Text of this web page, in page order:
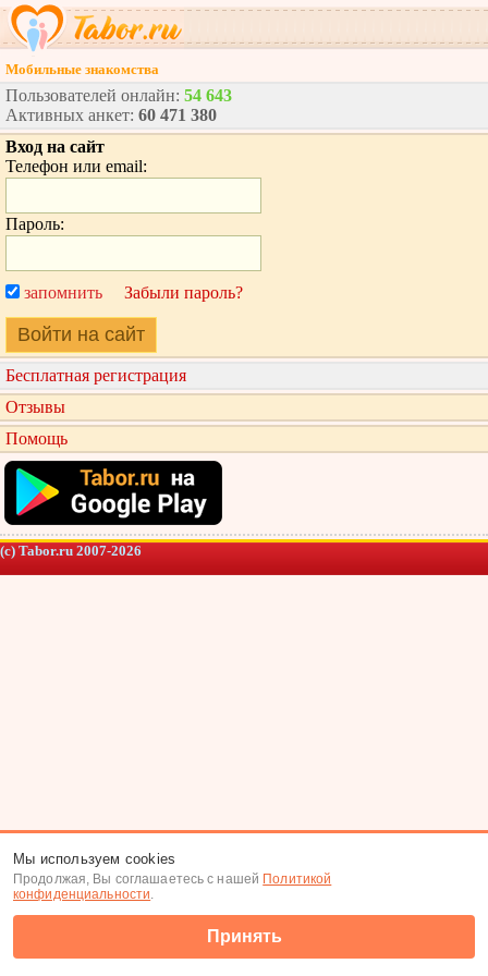
Мобильные знакомства
Пользователей онлайн: 54 643
Активных анкет: 60 471 380
Вход на сайт
Телефон или email:
Пароль:
запомнить Забыли пароль?
Войти на сайт
Бесплатная регистрация
Отзывы
Помощь
(c) Tabor.ru 2007-2026
Мы используем cookies
Продолжая, Вы соглашаетесь с нашей Политикой
конфиденциальности.
Принять